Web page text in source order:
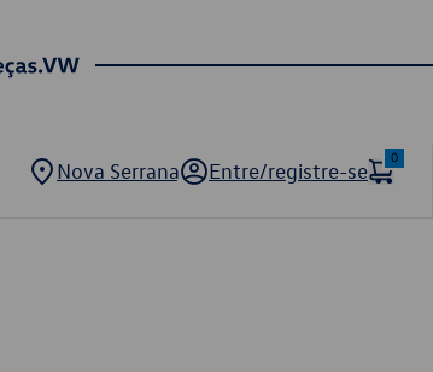
Nova Serrana Entre/registre-se
0